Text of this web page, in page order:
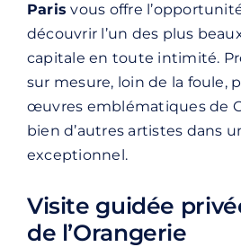
Paris vous offre
découvrir l’un des plus
capitale en toute intimité.
sur mesure, loin de la foule,
œuvres emblématiques de
bien d’autres artistes dans
exceptionnel.
Visite guidée
de l’Orangerie